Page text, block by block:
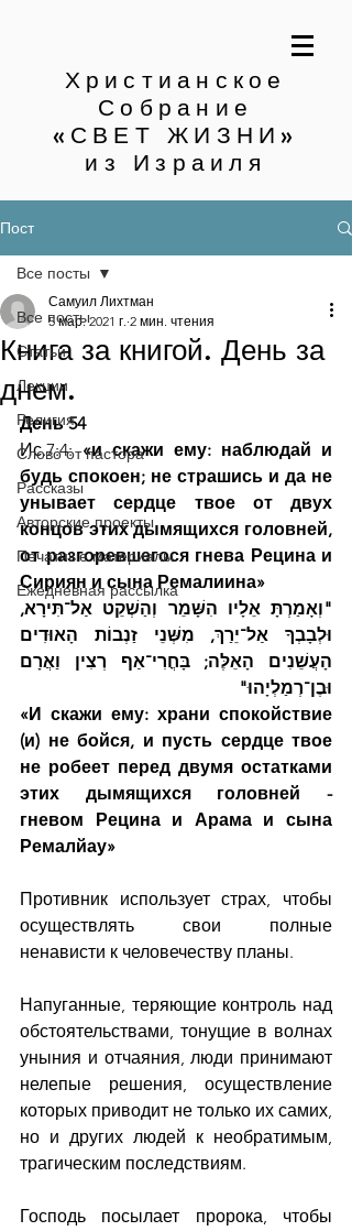
Христианское
Собрание
«СВЕТ ЖИЗНИ»
из Израиля
Пост
Все посты
Статьи
Лекции
Религия
Слово от пастора
Рассказы
Авторские проекты
Печатные материалы
Ежедневная рассылка
Все посты
Книга за книгой. День за
днем.
Самуил Лихтман
5 мар. 2021 г. 2 мин. чтения
День 54
Ис.7:4: «и скажи ему: наблюдай и
будь спокоен; не страшись и да не
унывает сердце твое от двух
концов этих дымящихся головней,
от разгоревшегося гнева Рецина и
Сириян и сына Ремалиина»
וּבֶן־רְמַלְיָהוּ"
«И скажи ему: храни спокойствие
(и) не бойся, и пусть сердце твое
не робеет перед двумя остатками
этих дымящихся головней -
гневом Рецина и Арама и сына
Ремалйау»
Противник использует страх, чтобы
осуществлять свои полные
ненависти к человечеству планы.
Напуганные, теряющие контроль над
обстоятельствами, тонущие в волнах
уныния и отчаяния, люди принимают
нелепые решения, осуществление
которых приводит не только их самих,
но и других людей к необратимым,
трагическим последствиям.
Господь посылает пророка, чтобы